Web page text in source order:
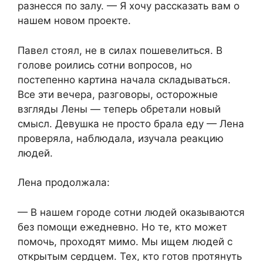
разнесся по залу. — Я хочу рассказать вам о
нашем новом проекте.
Павел стоял, не в силах пошевелиться. В
голове роились сотни вопросов, но
постепенно картина начала складываться.
Все эти вечера, разговоры, осторожные
взгляды Лены — теперь обретали новый
смысл. Девушка не просто брала еду — Лена
проверяла, наблюдала, изучала реакцию
людей.
Лена продолжала:
— В нашем городе сотни людей оказываются
без помощи ежедневно. Но те, кто может
помочь, проходят мимо. Мы ищем людей с
открытым сердцем. Тех, кто готов протянуть